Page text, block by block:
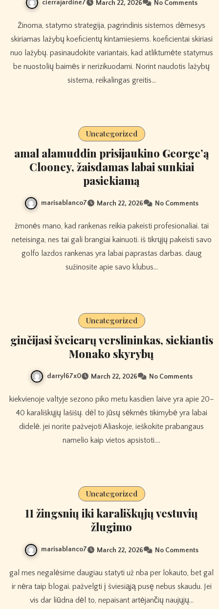
cierrajardine7 March 22, 2026 No Comments
Žinoma, statymo strategija, pagrindinis sistemos dėmesys
skiriamas lažybų koeficientų kintamiesiems. koeficientai skiriasi
nuo lažybų. pasinaudokite variantais, kad atliktumėte statymus
be nuostolių baimės ir nerizikuodami. Norint naudotis lažybų
sistema, reikalingas greitis…
Uncategorized
amal alamuddin prisijaukino George’ą
Clooney, žaisdamas labai sunkiai
pasiekiamą
marisablanco7 March 22, 2026 No Comments
žmonės mano, kad rankenas reikia pakeisti profesionaliai. tai
neteisinga, nes tai gali brangiai kainuoti. iš tikrųjų pakeisti savo
golfo lazdos rankenas yra labai paprastas darbas. daug
sužinosite apie savo klubus…
Uncategorized
ginčijasi šveicarų verslininkas, siekiantis
Monako skyrybų
darryl67x0 March 22, 2026 No Comments
kiekvienoje valtyje sezono piko metu kasdien laive yra apie 20–
40 karališkųjų lašišų. dėl to jūsų sėkmės tikimybė yra labai
didelė. jei norite pažvejoti Aliaskoje, ieškokite prabangaus
namelio kaip vietos apsistoti.…
Uncategorized
11 žingsnių iki karališkųjų vestuvių
žlugimo
marisablanco7 March 22, 2026 No Comments
gal mes negalėsime daugiau statyti už nba per lokauto, bet gal
ir nėra taip blogai. pažvelgti į šviesiąją pusę nebus skaudu. Jei
vis dar liūdna dėl to, nepaisant artėjančių naujųjų…